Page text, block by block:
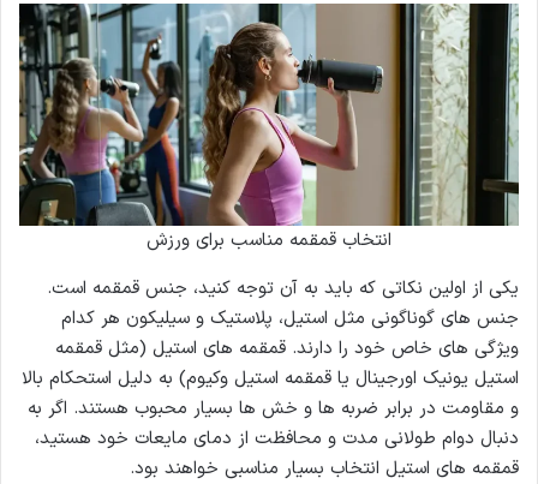
انتخاب قمقمه مناسب برای ورزش
یکی از اولین نکاتی که باید به آن توجه کنید، جنس قمقمه است.
جنس های گوناگونی مثل استیل، پلاستیک و سیلیکون هر کدام
ویژگی های خاص خود را دارند. قمقمه های استیل (مثل قمقمه
استیل یونیک اورجینال یا قمقمه استیل وکیوم) به دلیل استحکام بالا
و مقاومت در برابر ضربه ها و خش ها بسیار محبوب هستند. اگر به
دنبال دوام طولانی مدت و محافظت از دمای مایعات خود هستید،
قمقمه های استیل انتخاب بسیار مناسبی خواهند بود.